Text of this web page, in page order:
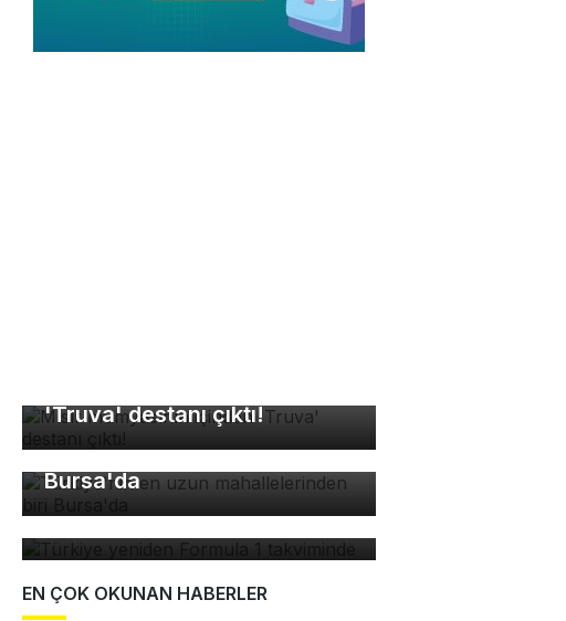
'Truva' destanı çıktı!
Türkiye'nin en uzun
mahallelerinden biri
Bursa'da
Türkiye yeniden Formula 1
takviminde
EN ÇOK OKUNAN HABERLER